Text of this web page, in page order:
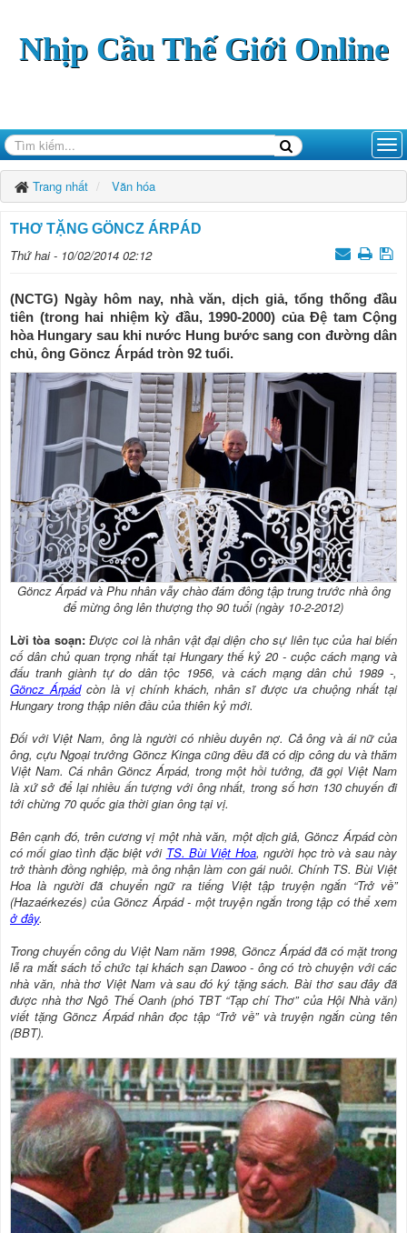
Nhịp Cầu Thế Giới Online
Trang nhất Văn hóa
THƠ TẶNG GÖNCZ ÁRPÁD
Thứ hai - 10/02/2014 02:12
(NCTG) Ngày hôm nay, nhà văn, dịch giả, tổng thống đầu
tiên (trong hai nhiệm kỳ đầu, 1990-2000) của Ðệ tam Cộng
hòa Hungary sau khi nước Hung bước sang con đường dân
chủ, ông Göncz Árpád tròn 92 tuổi.
Göncz Árpád và Phu nhân vẫy chào đám đông tập trung trước nhà ông
để mừng ông lên thượng thọ 90 tuổi (ngày 10-2-2012)
Lời tòa soạn:Được coi là nhân vật đại diện cho sự liên tục của hai biến
cố dân chủ quan trọng nhất tại Hungary thế kỷ 20 - cuộc cách mạng và
đấu tranh giành tự do dân tộc 1956, và cách mạng dân chủ 1989 -,
Göncz Árpádcòn là vị chính khách, nhân sĩ được ưa chuộng nhất tại
Hungary trong thập niên đầu của thiên kỷ mới.
Đối với Việt Nam, ông là người có nhiều duyên nợ. Cả ông và ái nữ của
ông, cựu Ngoại trưởng Göncz Kinga cũng đều đã có dịp công du và thăm
Việt Nam. Cá nhân Göncz Árpád, trong một hồi tưởng, đã gọi Việt Nam
là xứ sở để lại nhiều ấn tượng với ông nhất, trong số hơn 130 chuyến đi
tới chừng 70 quốc gia thời gian ông tại vị.
Bên cạnh đó, trên cương vị một nhà văn, một dịch giả, Göncz Árpád còn
có mối giao tình đặc biệt với TS. Bùi Việt Hoa, người học trò và sau này
trở thành đồng nghiệp, mà ông nhận làm con gái nuôi. Chính TS. Bùi Việt
Hoa là người đã chuyển ngữ ra tiếng Việt tập truyện ngắn “Trở về”
(Hazaérkezés) của Göncz Árpád - một truyện ngắn trong tập có thể xem
ở đây.
Trong chuyến công du Việt Nam năm 1998, Göncz Árpád đã có mặt trong
lễ ra mắt sách tổ chức tại khách sạn Dawoo - ông có trò chuyện với các
nhà văn, nhà thơ Việt Nam và sau đó ký tặng sách. Bài thơ sau đây đã
được nhà thơ Ngô Thế Oanh (phó TBT “Tạp chí Thơ” của Hội Nhà văn)
viết tặng Göncz Árpád nhân đọc tập “Trở về” và truyện ngắn cùng tên
(BBT).